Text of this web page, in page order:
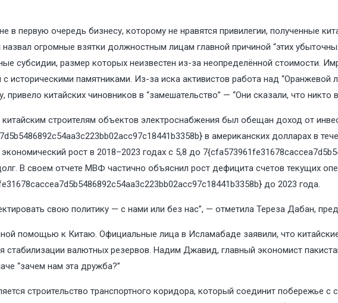
в первую очередь бизнесу, которому не нравятся привилегии, полученные
огромные взятки должностным лицам главной причиной “этих
субсидии, размер которых неизвестен из-за неопределённой стоимости.
историческими памятниками. Из-за иска активистов работа над “Оранжевой
привело китайских чиновников в “замешательство” — “Они сказали, что
строителям объектов электроснабжения был обещан доход от
в американских долларах в
рост в 2018–2023 годах с 5,8 до
В своем отчете МВФ частично объяснил рост дефицита счетов текущих
до 2023 года.
свою политику — с нами или без нас”, — отметила Тереза ​​Дабан,
помощью к Китаю. Официальные лица в Исламабаде заявили, что
валютных резервов. Надим Джавид, главный экономист
“зачем нам эта дружба?”
строительство транспортного коридора, который соединит побережье с